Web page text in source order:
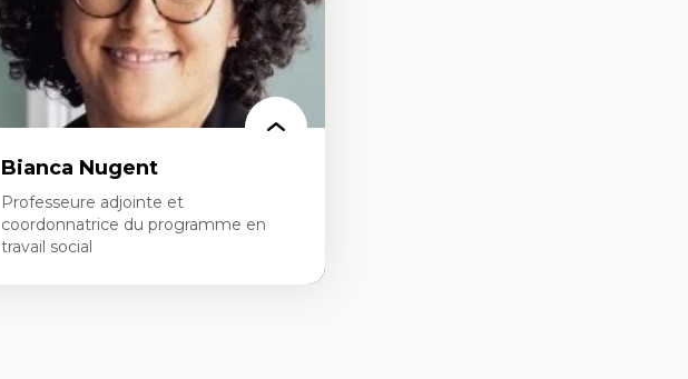
Bianca Nugent
Professeure adjointe et
coordonnatrice du programme en
travail social